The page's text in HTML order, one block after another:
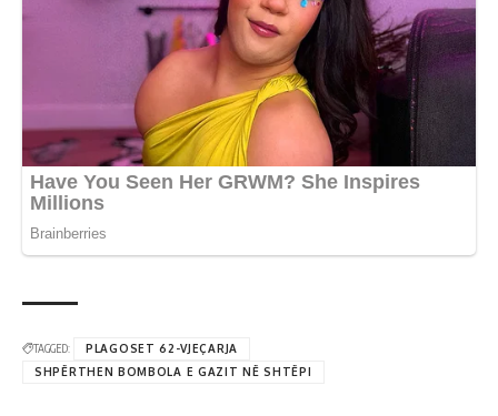
TAGGED:
PLAGOSET 62-VJEÇARJA
SHPËRTHEN BOMBOLA E GAZIT NË SHTËPI